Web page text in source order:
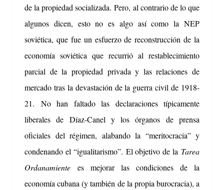
de la propiedad socializada.Pero, al contrario de lo que
algunos dicen, esto no es algo así como la NEP
soviética, que fue un esfuerzo de reconstrucción de la
economía soviética que recurrió al restablecimiento
parcial de la propiedad privada y las relaciones de
mercado tras la devastación de la guerra civil de 1918-
21. No han faltado las declaraciones típicamente
liberales de Díaz-Canel y los órganos de prensa
oficiales del régimen, alabando la “meritocracia” y
condenando el “igualitarismo”. El objetivo de la Tarea
Ordanamiente es mejorar las condiciones de la
economía cubana (y también de la propia burocracia), a